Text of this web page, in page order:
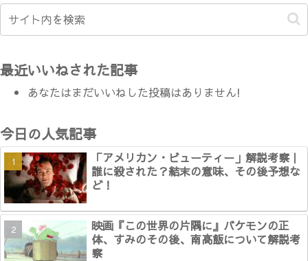
最近いいねされた記事
あなたはまだいいねした投稿はありません!
今日の人気記事
「アメリカン・ビューティー」解説考察｜
誰に殺された？結末の意味、その後予想な
ど！
映画『この世界の片隅に』バケモンの正
体、すみのその後、南高飯について解説考
察